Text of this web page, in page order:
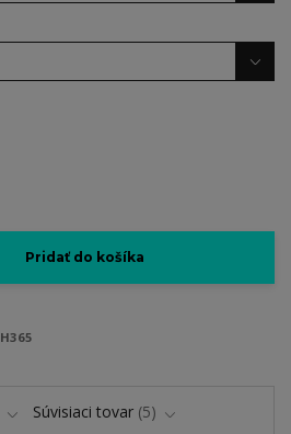
Pridať do košíka
H365
Súvisiaci tovar 5